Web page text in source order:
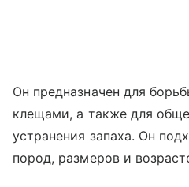
Он предназначен для
клещами, а также для
устранения запаха. Он
пород, размеров и